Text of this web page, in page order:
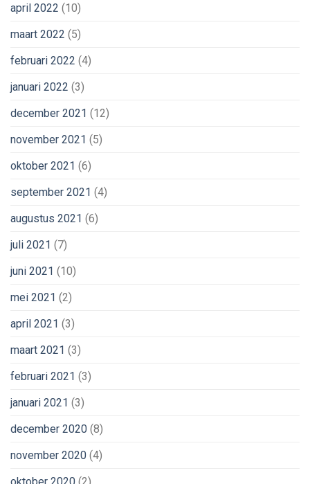
april 2022 (10)
maart 2022 (5)
februari 2022 (4)
januari 2022 (3)
december 2021 (12)
november 2021 (5)
oktober 2021 (6)
september 2021 (4)
augustus 2021 (6)
juli 2021 (7)
juni 2021 (10)
mei 2021 (2)
april 2021 (3)
maart 2021 (3)
februari 2021 (3)
januari 2021 (3)
december 2020 (8)
november 2020 (4)